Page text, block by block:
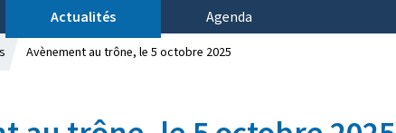
Actualités Agenda
Avènement au trône, le 5 octobre 2025